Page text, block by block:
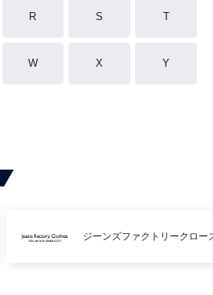
R S T
W X Y
ジーンズファクトリークロー